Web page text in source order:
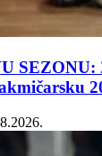
SEZONU: